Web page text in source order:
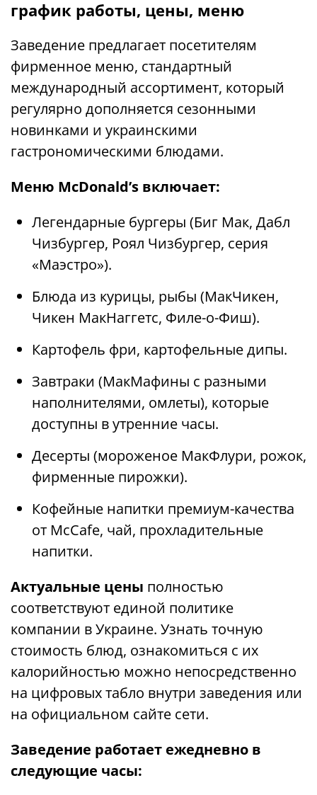
график работы, цены, меню
Заведение предлагает посетителям
фирменное меню, стандартный
международный ассортимент, который
регулярно дополняется сезонными
новинками и украинскими
гастрономическими блюдами.
Меню McDonald’s включает:
Легендарные бургеры (Биг Мак, Дабл
Чизбургер, Роял Чизбургер, серия
«Маэстро»).
Блюда из курицы, рыбы (МакЧикен,
Чикен МакНаггетс, Филе-о-Фиш).
Картофель фри, картофельные дипы.
Завтраки (МакМафины с разными
наполнителями, омлеты), которые
доступны в утренние часы.
Десерты (мороженое МакФлури, рожок,
фирменные пирожки).
Кофейные напитки премиум-качества
от McCafe, чай, прохладительные
напитки.
Актуальные цены полностью
соответствуют единой политике
компании в Украине. Узнать точную
стоимость блюд, ознакомиться с их
калорийностью можно непосредственно
на цифровых табло внутри заведения или
на официальном сайте сети.
Заведение работает ежедневно в
следующие часы: